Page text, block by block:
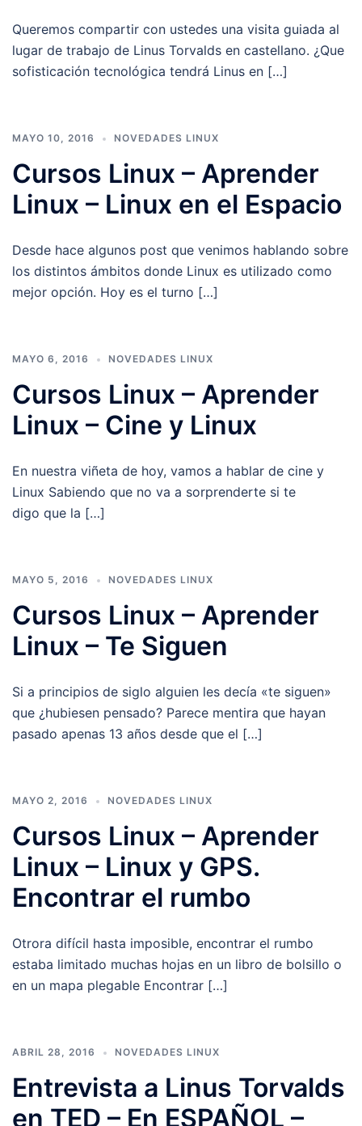
Queremos compartir con ustedes una visita guiada al
lugar de trabajo de Linus Torvalds en castellano. ¿Que
sofisticación tecnológica tendrá Linus en […]
MAYO 10, 2016 NOVEDADES LINUX
Cursos Linux – Aprender
Linux – Linux en el Espacio
Desde hace algunos post que venimos hablando sobre
los distintos ámbitos donde Linux es utilizado como
mejor opción. Hoy es el turno […]
MAYO 6, 2016 NOVEDADES LINUX
Cursos Linux – Aprender
Linux – Cine y Linux
En nuestra viñeta de hoy, vamos a hablar de cine y
Linux Sabiendo que no va a sorprenderte si te
digo que la […]
MAYO 5, 2016 NOVEDADES LINUX
Cursos Linux – Aprender
Linux – Te Siguen
Si a principios de siglo alguien les decía «te siguen»
que ¿hubiesen pensado? Parece mentira que hayan
pasado apenas 13 años desde que el […]
MAYO 2, 2016 NOVEDADES LINUX
Cursos Linux – Aprender
Linux – Linux y GPS.
Encontrar el rumbo
Otrora difícil hasta imposible, encontrar el rumbo
estaba limitado muchas hojas en un libro de bolsillo o
en un mapa plegable Encontrar […]
ABRIL 28, 2016 NOVEDADES LINUX
Entrevista a Linus Torvalds
en TED – En ESPAÑOL –